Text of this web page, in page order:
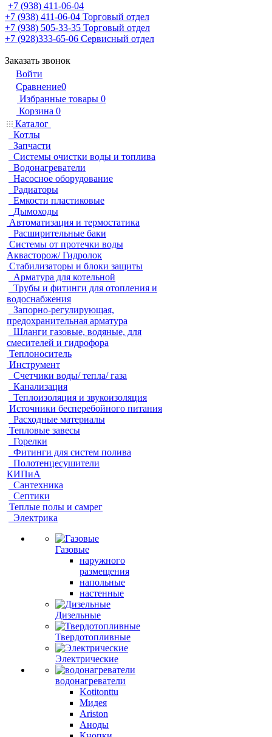
+7 (938) 411-06-04
+7 (938) 411-06-04 Торговый отдел
+7 (938) 505-33-35 Торговый отдел
+7 (928)333-65-06 Сервисный отдел
Заказать звонок
Войти
Сравнение0
Избранные товары 0
Корзина 0
Каталог
Котлы
Запчасти
Системы очистки воды и топлива
Водонагреватели
Насосное оборудование
Радиаторы
Емкости пластиковые
Дымоходы
Автоматизация и термостатика
Расширительные баки
Системы от протечки воды
Аквасторож/ Гидролок
Стабилизаторы и блоки защиты
Арматура для котельной
Трубы и фитинги для отопления и
водоснабжения
Запорно-регулирующая,
предохранительная арматура
Шланги газовые, водяные, для
смесителей и гидрофора
Теплоноситель
Инструмент
Счетчики воды/ тепла/ газа
Канализация
Теплоизоляция и звукоизоляция
Источники бесперебойного питания
Расходные материалы
Тепловые завесы
Горелки
Фитинги для систем полива
Полотенцесушители
КИПиА
Сантехника
Септики
Теплые полы и самрег
Электрика
Газовые
наружного
размещения
напольные
настенные
Дизельные
Твердотопливные
Электрические
водонагреватели
Kotitonttu
Мидея
Ariston
Аноды